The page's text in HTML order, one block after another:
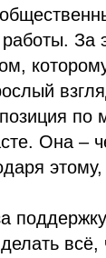
работы.
Она –
делать